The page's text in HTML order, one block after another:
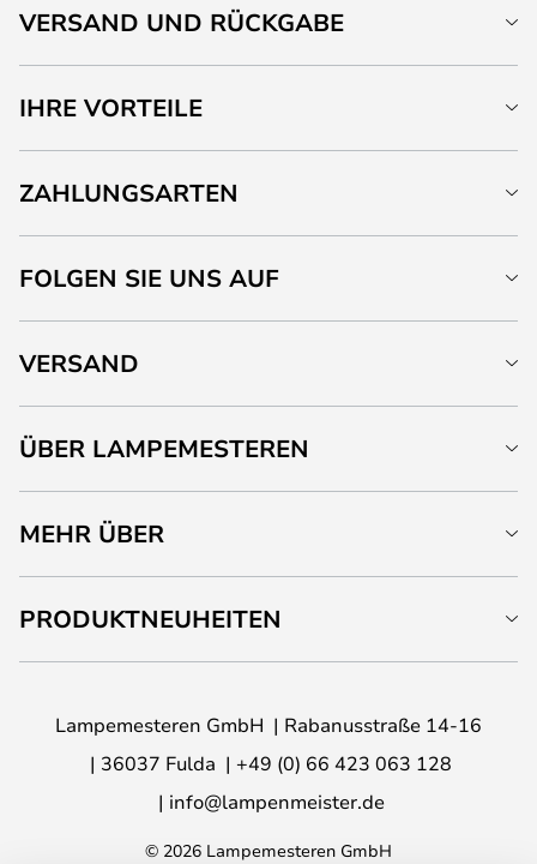
VERSAND UND RÜCKGABE
IHRE VORTEILE
ZAHLUNGSARTEN
FOLGEN SIE UNS AUF
VERSAND
ÜBER LAMPEMESTEREN
MEHR ÜBER
PRODUKTNEUHEITEN
Lampemesteren GmbH
Rabanusstraße 14-16
36037 Fulda
+49 (0) 66 423 063 128
info@lampenmeister.de
© 2026 Lampemesteren GmbH